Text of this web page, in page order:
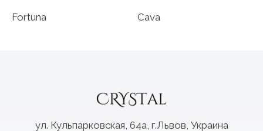
Fortuna Cava
ул. Кульпарковская, 64а, г.Львов, Украина